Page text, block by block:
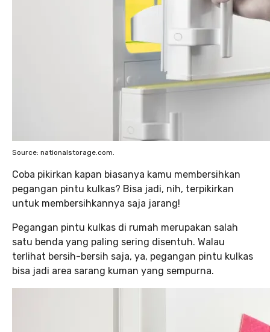
Source: nationalstorage.com.
Coba pikirkan kapan biasanya kamu membersihkan
pegangan pintu kulkas? Bisa jadi, nih, terpikirkan
untuk membersihkannya saja jarang!
Pegangan pintu kulkas di rumah merupakan salah
satu benda yang paling sering disentuh. Walau
terlihat bersih-bersih saja, ya, pegangan pintu kulkas
bisa jadi area sarang kuman yang sempurna.